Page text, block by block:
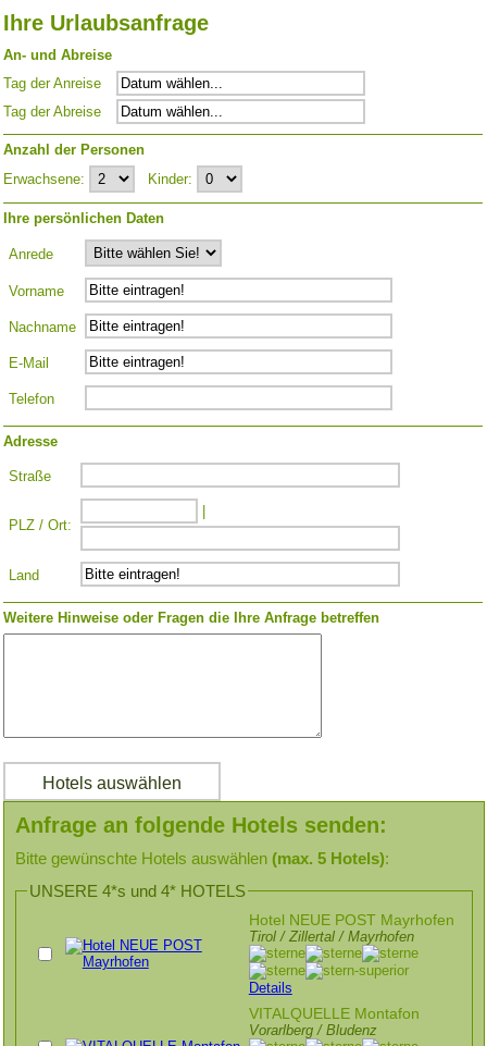
Ihre Urlaubsanfrage
An- und Abreise
Tag der Anreise
Tag der Abreise
Anzahl der Personen
Erwachsene:
Kinder:
Ihre persönlichen Daten
Anrede
Vorname
Nachname
E-Mail
Telefon
Adresse
Straße
PLZ / Ort:
Land
Weitere Hinweise oder Fragen die Ihre Anfrage betreffen
Anfrage an folgende Hotels senden:
Bitte gewünschte Hotels auswählen (max. 5 Hotels):
UNSERE 4*s und 4* HOTELS
Hotel NEUE POST Mayrhofen
Tirol / Zillertal / Mayrhofen
Details
VITALQUELLE Montafon
Vorarlberg / Bludenz